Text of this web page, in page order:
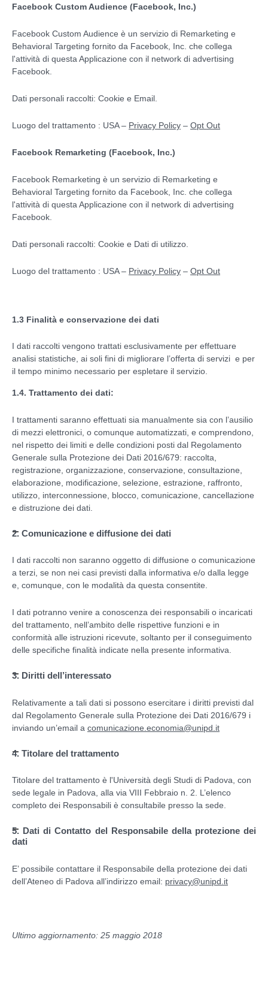
Facebook Custom Audience (Facebook, Inc.)
Facebook Custom Audience è un servizio di Remarketing e
Behavioral Targeting fornito da Facebook, Inc. che collega
l'attività di questa Applicazione con il network di advertising
Facebook.
Dati personali raccolti: Cookie e Email.
Luogo del trattamento : USA – Privacy Policy – Opt Out
Facebook Remarketing (Facebook, Inc.)
Facebook Remarketing è un servizio di Remarketing e
Behavioral Targeting fornito da Facebook, Inc. che collega
l'attività di questa Applicazione con il network di advertising
Facebook.
Dati personali raccolti: Cookie e Dati di utilizzo.
Luogo del trattamento : USA – Privacy Policy – Opt Out
1.3 Finalità e conservazione dei dati
I dati raccolti vengono trattati esclusivamente per effettuare
analisi statistiche, ai soli fini di migliorare l’offerta di servizi e per
il tempo minimo necessario per espletare il servizio.
1.4. Trattamento dei dati:
I trattamenti saranno effettuati sia manualmente sia con l’ausilio
di mezzi elettronici, o comunque automatizzati, e comprendono,
nel rispetto dei limiti e delle condizioni posti dal Regolamento
Generale sulla Protezione dei Dati 2016/679: raccolta,
registrazione, organizzazione, conservazione, consultazione,
elaborazione, modificazione, selezione, estrazione, raffronto,
utilizzo, interconnessione, blocco, comunicazione, cancellazione
e distruzione dei dati.
2. Comunicazione e diffusione dei dati
I dati raccolti non saranno oggetto di diffusione o comunicazione
a terzi, se non nei casi previsti dalla informativa e/o dalla legge
e, comunque, con le modalità da questa consentite.
I dati potranno venire a conoscenza dei responsabili o incaricati
del trattamento, nell’ambito delle rispettive funzioni e in
conformità alle istruzioni ricevute, soltanto per il conseguimento
delle specifiche finalità indicate nella presente informativa.
3. Diritti dell’interessato
Relativamente a tali dati si possono esercitare i diritti previsti dal
dal Regolamento Generale sulla Protezione dei Dati 2016/679 i
inviando un’email a comunicazione.economia@unipd.it
4. Titolare del trattamento
Titolare del trattamento è l'Università degli Studi di Padova, con
sede legale in Padova, alla via VIII Febbraio n. 2. L’elenco
completo dei Responsabili è consultabile presso la sede.
5. Dati di Contatto del Responsabile della protezione dei
dati
E’ possibile contattare il Responsabile della protezione dei dati
dell’Ateneo di Padova all’indirizzo email: privacy@unipd.it
Ultimo aggiornamento: 25 maggio 2018